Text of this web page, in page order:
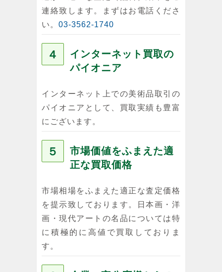
連絡致します。まずはお電話くださ
い。 03-3562-1740
４
インターネット買取の
パイオニア
インターネット上での美術品取引の
パイオニアとして、買取実績も豊富
にございます。
５
市場価値をふまえた適
正な買取価格
市場相場をふまえた適正な査定価格
を提示致しております。日本画・洋
画・現代アートの名品については特
に積極的に高値で買取しておりま
す。